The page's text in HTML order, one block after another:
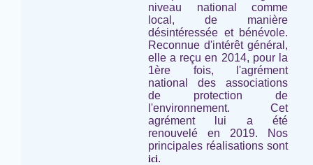
niveau national comme
local, de manière
désintéressée et bénévole.
Reconnue d'intérêt général,
elle a reçu en 2014, pour la
1ère fois, l'agrément
national des associations
de protection de
l'environnement. Cet
agrément lui a été
renouvelé en 2019. Nos
principales réalisations sont
ici.